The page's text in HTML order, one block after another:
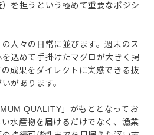
を担うという極めて重要なポジシ
人々の日常に並びます。週末のス
込めて手掛けたマグロが大きく掲
成果をダイレクトに実感できる抜
があります。
QUALITY」がもととなってお
水産物を届けるだけでなく、漁業